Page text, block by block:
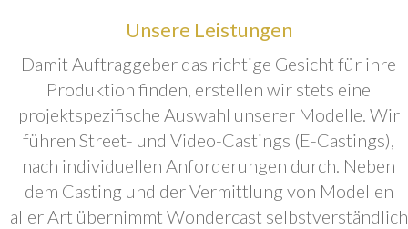
Unsere Leistungen
Damit Auftraggeber das richtige Gesicht für ihre
Produktion finden, erstellen wir stets eine
projektspezifische Auswahl unserer Modelle. Wir
führen Street- und Video-Castings (E-Castings),
nach individuellen Anforderungen durch. Neben
dem Casting und der Vermittlung von Modellen
aller Art übernimmt Wondercast selbstverständlich